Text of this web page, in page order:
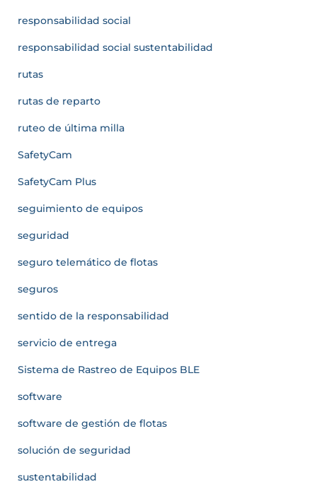
responsabilidad social
responsabilidad social sustentabilidad
rutas
rutas de reparto
ruteo de última milla
SafetyCam
SafetyCam Plus
seguimiento de equipos
seguridad
seguro telemático de flotas
seguros
sentido de la responsabilidad
servicio de entrega
Sistema de Rastreo de Equipos BLE
software
software de gestión de flotas
solución de seguridad
sustentabilidad